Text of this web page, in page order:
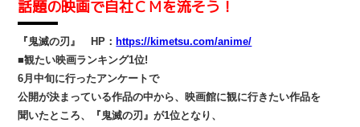
話題の映画で自社ＣＭを流そう！
『鬼滅の刃』 HP： https://kimetsu.com/anime/
■観たい映画ランキング1位!
6月中旬に行ったアンケートで
公開が決まっている作品の中から、映画館に観に行きたい作品を
聞いたところ、『鬼滅の刃』が1位となり、